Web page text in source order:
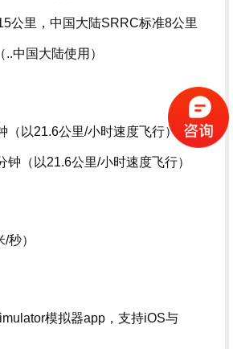
公里，中国大陆SRRC标准8公里
中国大陆使用）
（以21.6公里/小时速度飞行）
钟（以21.6公里/小时速度飞行）
秒）
模拟器app，支持iOS与